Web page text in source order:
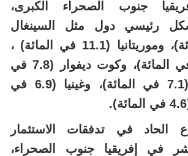
جنوب الصحراء الكبرى،
رئيسي دول مثل السينغال
(14.2 في المائة)، وموريتانيا (11.1 في المائة) ،
ونيجيريا (8.3 في المائة)، وكوت ديفوار (7.8 في
المائة)، وغانا (7.1 في المائة)، وغينيا (6.9 في
الحاد في تدفقات الاستثمار
في إفريقيا جنوب الصحراء،